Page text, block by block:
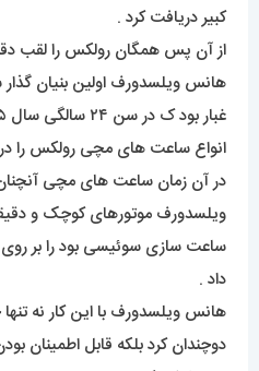
کبیر دریافت کرد .
از آن پس همگان رولکس را لقب
هانس ویلسدورف اولین بنیان
انواع ساعت های مچی رولکس را
در آن زمان ساعت های مچی آنچنان
ویلسدورف موتورهای کوچک و
ساعت سازی سوئیسی بود را بر
داد .
هانس ویلسدورف با این کار نه
دوچندان کرد بلکه قابل اطمینان